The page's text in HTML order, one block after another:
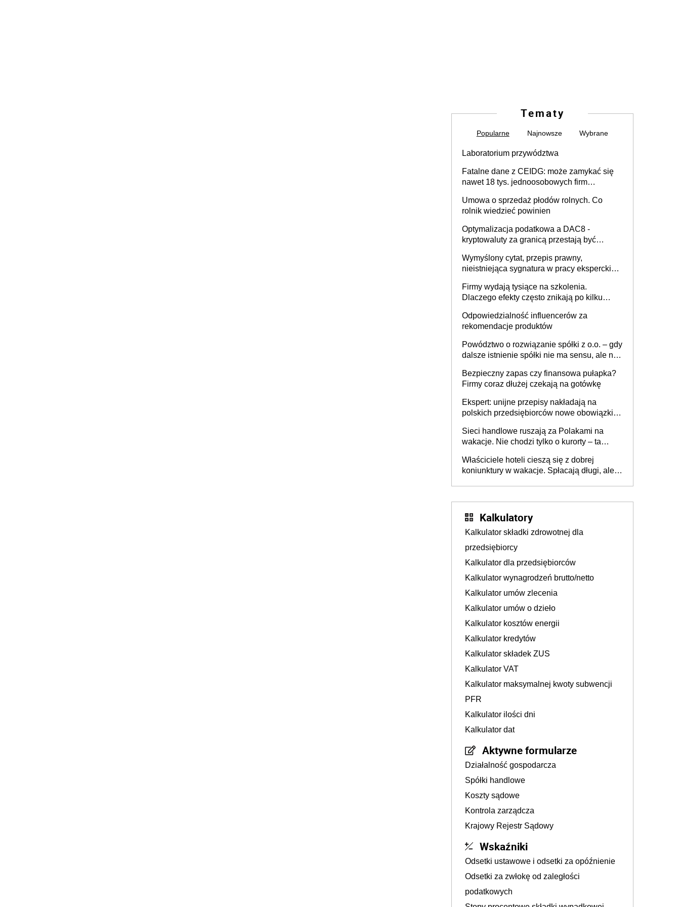
Tematy
Popularne Najnowsze Wybrane
Laboratorium przywództwa
Fatalne dane z CEIDG: może zamykać się
nawet 18 tys. jednoosobowych firm
Umowa o sprzedaż płodów rolnych. Co
rolnik wiedzieć powinien
Optymalizacja podatkowa a DAC8 -
kryptowaluty za granicą przestają być
Wymyślony cytat, przepis prawny,
nieistniejąca sygnatura w pracy eksperckiej -
firmie
Firmy wydają tysiące na szkolenia.
Dlaczego efekty często znikają po kilku
Odpowiedzialność influencerów za
rekomendacje produktów
Powództwo o rozwiązanie spółki z o.o. – gdy
dalsze istnienie spółki nie ma sensu, ale nie
Bezpieczny zapas czy finansowa pułapka?
Firmy coraz dłużej czekają na gotówkę
Ekspert: unijne przepisy nakładają na
polskich przedsiębiorców nowe obowiązki w
Sieci handlowe ruszają za Polakami na
wakacje. Nie chodzi tylko o kurorty – ta
tam, gdzie wielu spędzi urlop po cichu
Właściciele hoteli cieszą się z dobrej
koniunktury w wakacje. Spłacają długi, ale
Kalkulatory
Kalkulator składki zdrowotnej dla
przedsiębiorcy
Kalkulator dla przedsiębiorców
Kalkulator wynagrodzeń brutto/netto
Kalkulator umów zlecenia
Kalkulator umów o dzieło
Kalkulator kosztów energii
Kalkulator kredytów
Kalkulator składek ZUS
Kalkulator VAT
Kalkulator maksymalnej kwoty subwencji
PFR
Kalkulator ilości dni
Kalkulator dat
Aktywne formularze
Działalność gospodarcza
Spółki handlowe
Koszty sądowe
Kontrola zarządcza
Krajowy Rejestr Sądowy
Wskaźniki
Odsetki ustawowe i odsetki za opóźnienie
Odsetki za zwłokę od zaległości
podatkowych